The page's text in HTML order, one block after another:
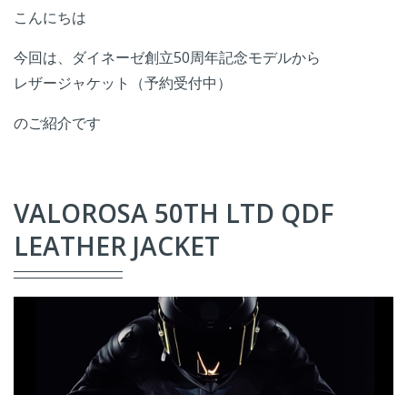
こんにちは
今回は、ダイネーゼ創立50周年記念モデルから
レザージャケット（予約受付中）
のご紹介です
VALOROSA 50TH LTD QDF
LEATHER JACKET